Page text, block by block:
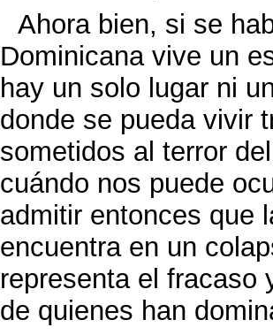
Ahora bien, si se
Dominicana vive un
hay un solo lugar ni
donde se pueda vivir
sometidos al terror
cuándo nos puede
admitir entonces que
encuentra en un
representa el fracaso
de quienes han